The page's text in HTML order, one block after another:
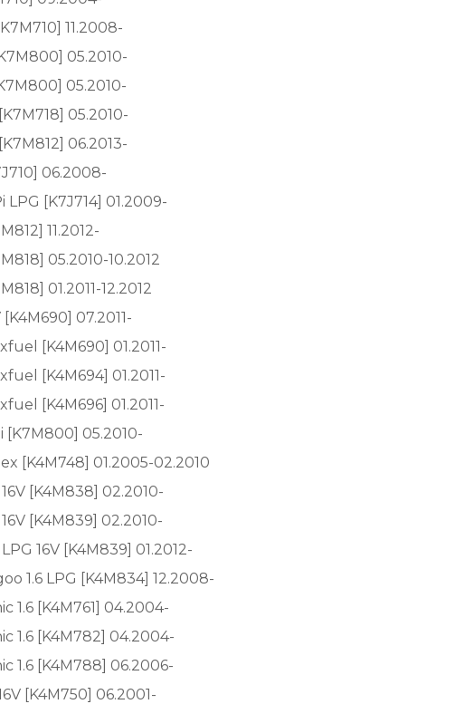
11.2008-
05.2010-
05.2010-
05.2010-
06.2013-
06.2008-
LPG [K7J714] 01.2009-
11.2012-
05.2010-10.2012
01.2011-12.2012
[K4M690] 07.2011-
[K4M690] 01.2011-
[K4M694] 01.2011-
[K4M696] 01.2011-
[K7M800] 05.2010-
[K4M748] 01.2005-02.2010
[K4M838] 02.2010-
[K4M839] 02.2010-
16V [K4M839] 01.2012-
1.6 LPG [K4M834] 12.2008-
1.6 [K4M761] 04.2004-
1.6 [K4M782] 04.2004-
1.6 [K4M788] 06.2006-
[K4M750] 06.2001-